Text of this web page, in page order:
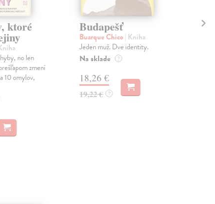
ktoré
no len
zmení
10 omylov,
Budapešť
Buarque Chico| Kniha
Jeden muž. Dve identity.
Na sklade ?
18,26 €
19,22 € ?